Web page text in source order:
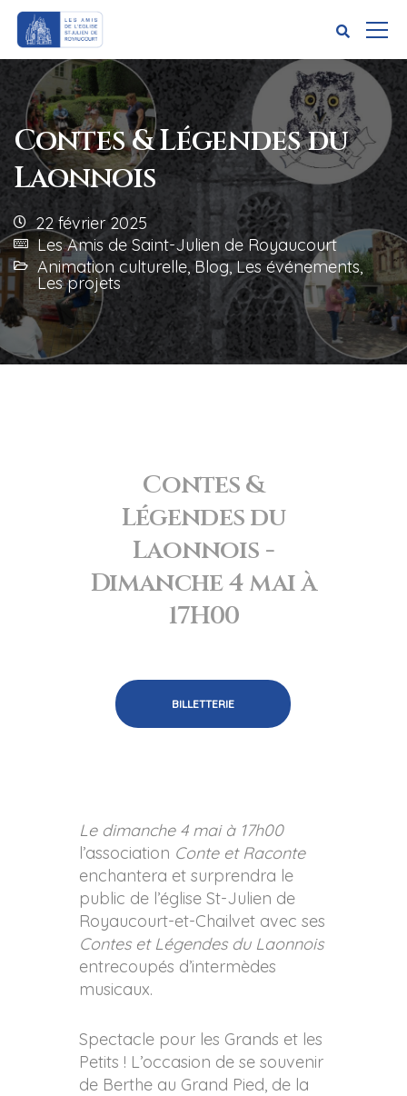
Contes & Légendes du
Laonnois
22 février 2025
Les Amis de Saint-Julien de Royaucourt
Animation culturelle,Blog,Les événements,
Les projets
Contes &
Légendes du
Laonnois -
Dimanche 4 mai à
17H00
BILLETTERIE
Le dimanche 4 mai à 17h00
l’association Conte et Raconte
enchantera et surprendra le
public de l’église St-Julien de
Royaucourt-et-Chailvet avec ses
Contes et Légendes du Laonnois
entrecoupés d’intermèdes
musicaux.
Spectacle pour les Grands et les
Petits ! L’occasion de se souvenir
de Berthe au Grand Pied, de la